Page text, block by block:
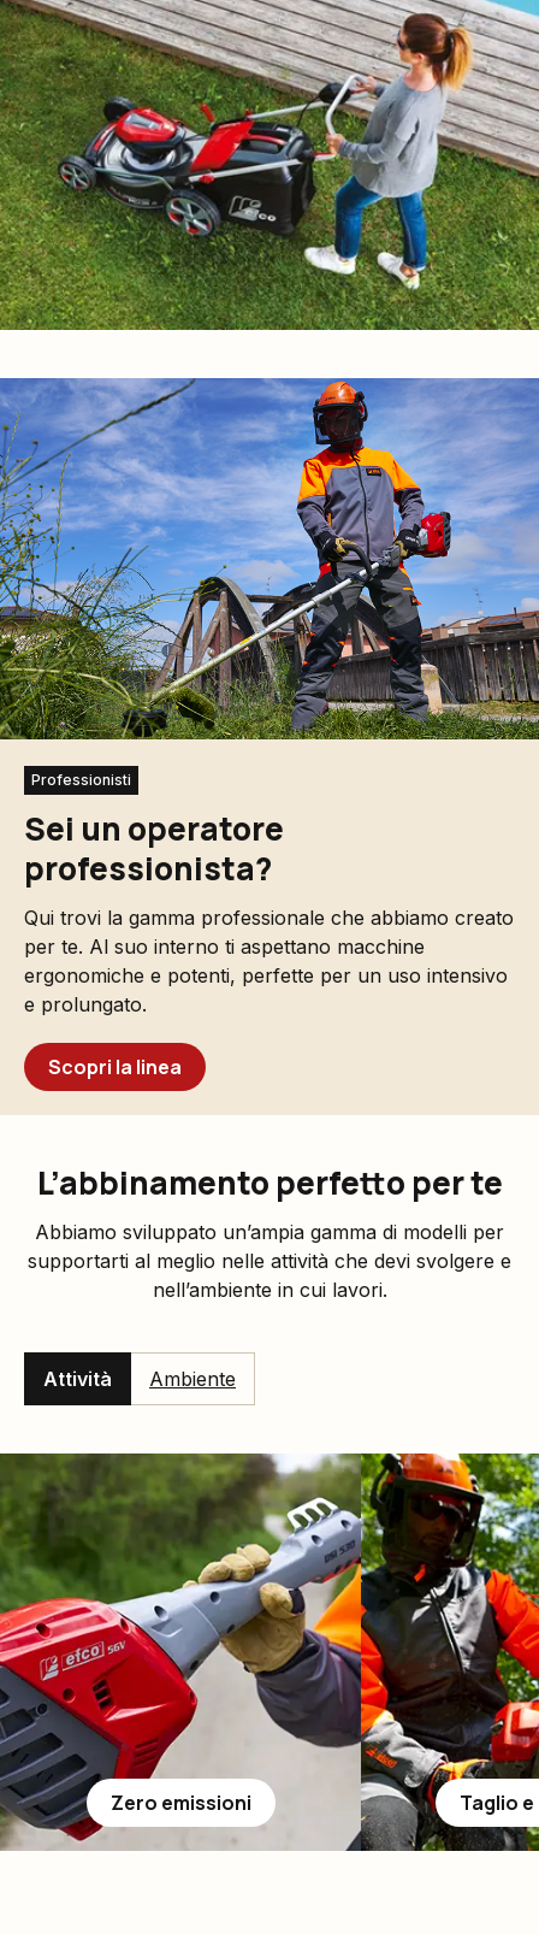
Professionisti
Sei un operatore
professionista?
Qui trovi la gamma professionale che abbiamo creato
per te. Al suo interno ti aspettano macchine
ergonomiche e potenti, perfette per un uso intensivo
e prolungato.
Scopri la linea
L’abbinamento perfetto per te
Abbiamo sviluppato un’ampia gamma di modelli per
supportarti al meglio nelle attività che devi svolgere e
nell’ambiente in cui lavori.
Attività Ambiente
Zero emissioni Taglio